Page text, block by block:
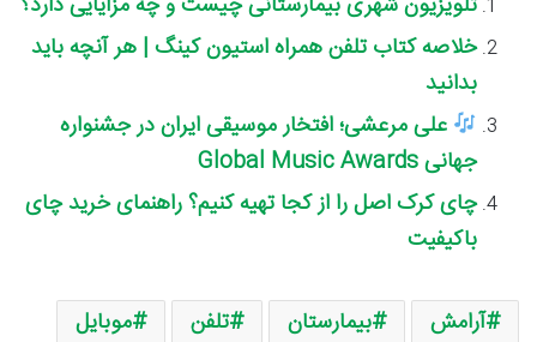
خلاصه کتاب تلفن همراه استیون کینگ | هر آنچه باید
بدانید
علی مرعشی؛ افتخار موسیقی ایران در جشنواره
جهانی Global Music Awards
چای کرک اصل را از کجا تهیه کنیم؟ راهنمای خرید چای
باکیفیت
آرامش بیمارستان تلفن موبایل